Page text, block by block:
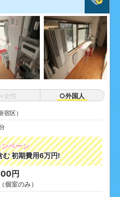
×女性 ○外国人
区）
ンペーン
初期費用6万円!
円
個室のみ）